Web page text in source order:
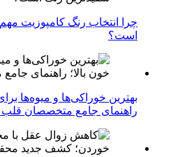
چرا انتخاب رنگ کامپوزیت
است؟
بهترین خوراکی‌ها و میوه‌ها
راهنمای جامع متخصصان قلب